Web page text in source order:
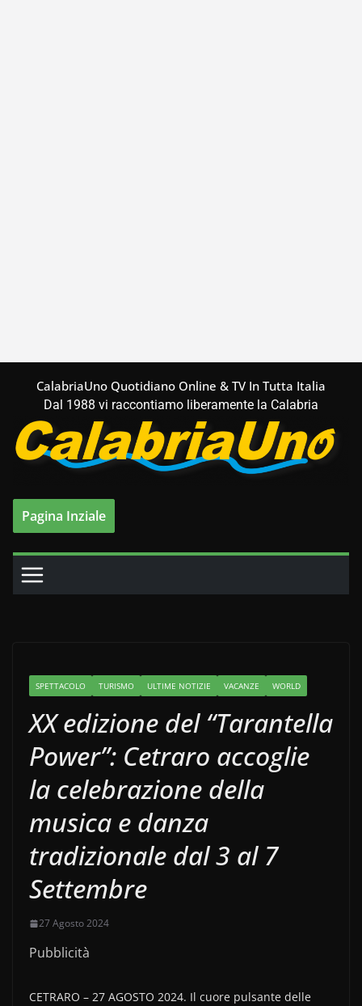
contenuto
CalabriaUno Quotidiano Online & TV In Tutta Italia
Dal 1988 vi raccontiamo liberamente la Calabria
Pagina Inziale
SPETTACOLO TURISMO ULTIME NOTIZIE VACANZE WORLD
XX edizione del “Tarantella
Power”: Cetraro accoglie
la celebrazione della
musica e danza
tradizionale dal 3 al 7
Settembre
27 Agosto 2024
Pubblicità
CETRARO – 27 AGOSTO 2024. Il cuore pulsante delle